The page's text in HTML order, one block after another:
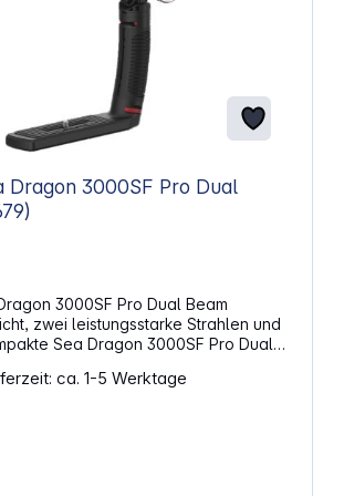
3000SF Pro Dual
3000SF Pro Dual Beam
zwei leistungsstarke Strahlen und
Sea Dragon 3000SF Pro Dual
ist die perfekte Allround-
Tauchlampe. Mit nur einem
ca. 1-5 Werktage